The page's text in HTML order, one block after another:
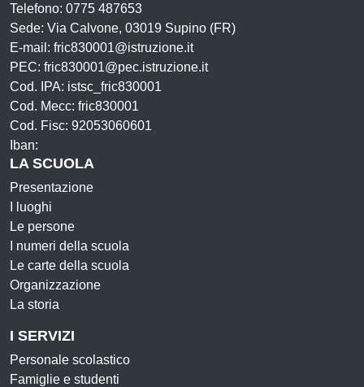
Telefono: 0775 487653
Sede: Via Calvone, 03019 Supino (FR)
E-mail: fric830001@istruzione.it
PEC: fric830001@pec.istruzione.it
Cod. IPA: istsc_fric830001
Cod. Mecc: fric830001
Cod. Fisc: 92053060601
Iban:
LA SCUOLA
Presentazione
I luoghi
Le persone
I numeri della scuola
Le carte della scuola
Organizzazione
La storia
I SERVIZI
Personale scolastico
Famiglie e studenti